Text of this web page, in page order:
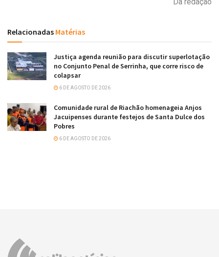
Relacionadas Matérias
Justiça agenda reunião para discutir superlotação
no Conjunto Penal de Serrinha, que corre risco de
colapsar
6 DE AGOSTO DE 2026
Comunidade rural de Riachão homenageia Anjos
Jacuipenses durante festejos de Santa Dulce dos
Pobres
6 DE AGOSTO DE 2026